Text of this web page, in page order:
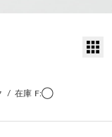
/ 在庫 F:◯